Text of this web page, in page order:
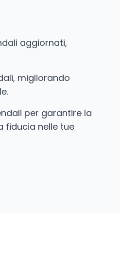
aggiornati,
migliorando
per garantire la
fiducia nelle tue